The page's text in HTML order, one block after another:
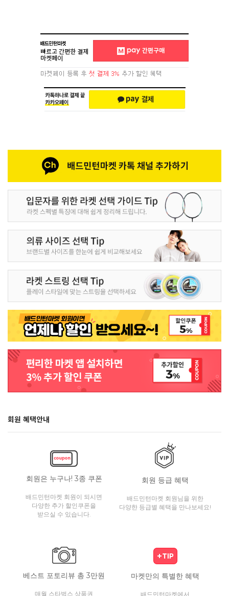
회원 혜택안내
회원은 누구나! 3종 쿠폰
배드민턴마켓 회원이 되시면
다양한 추가 할인쿠폰을
받으실 수 있습니다.
회원 등급 혜택
배드민턴마켓 회원님을 위한
다양한 등급별 혜택을 만나보세요!
베스트 포토리뷰 총 3만원
매월 스타벅스 상품권
마켓만의 특별한 혜택
배드민턴마켓에서